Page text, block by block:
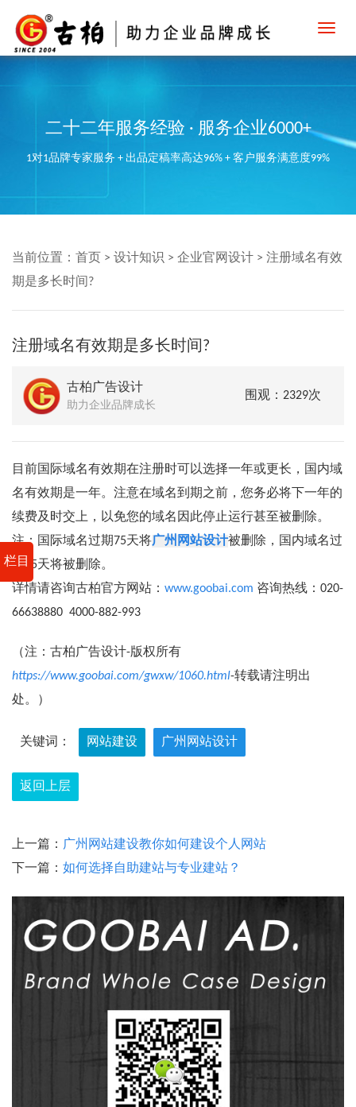
二十二年服务经验 · 服务企业6000+
1对1品牌专家服务 + 出品定稿率高达96% + 客户服务满意度99%
栏目
当前位置： 首页 > 设计知识 > 企业官网设计 > 注册域名有效
期是多长时间?
注册域名有效期是多长时间?
古柏广告设计
助力企业品牌成长
围观：2329次
目前国际域名有效期在注册时可以选择一年或更长，国内域
名有效期是一年。注意在域名到期之前，您务必将下一年的
续费及时交上，以免您的域名因此停止运行甚至被删除。
注：国际域名过期75天将广州网站设计被删除，国内域名过
期15天将被删除。
详情请咨询古柏官方网站： www.goobai.com 咨询热线：020-
66638880 4000-882-993
（注：古柏广告设计-版权所有
https://www.goobai.com/gwxw/1060.html-转载请注明出
处。）
关键词： 网站建设 广州网站设计
返回上层
上一篇： 广州网站建设教你如何建设个人网站
下一篇： 如何选择自助建站与专业建站？